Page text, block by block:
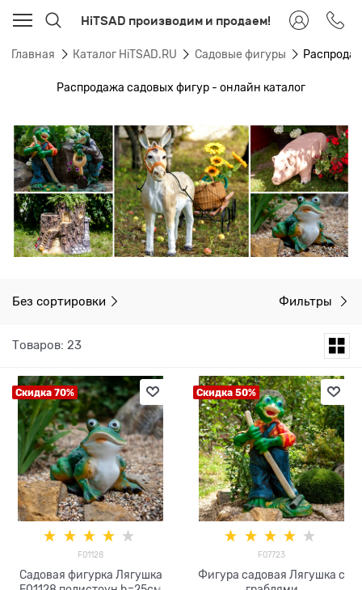
HiTSAD производим и продаем!
Главная Каталог HiTSAD.RU Садовые фигуры
Распродажа садовых фигур - онлайн каталог
Без сортировки Фильтры
Товаров: 23
Скидка 70%
F01128
Садовая фигурка Лягушка
Скидка 50%
F07723
Фигура садовая Лягушка с